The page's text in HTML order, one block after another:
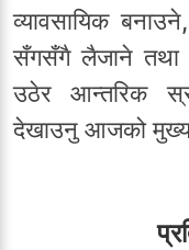
व्यावसायिक
सँगसँगै लैजाने तथा
उठेर आन्तरिक
देखाउनु आजको